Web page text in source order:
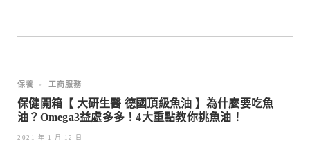
保養 • 工商服務
保健開箱【 大研生醫 德國頂級魚油 】為什麼要吃魚
油？Omega3益處多多！4大重點教你挑魚油！
2021 年 1 月 12 日